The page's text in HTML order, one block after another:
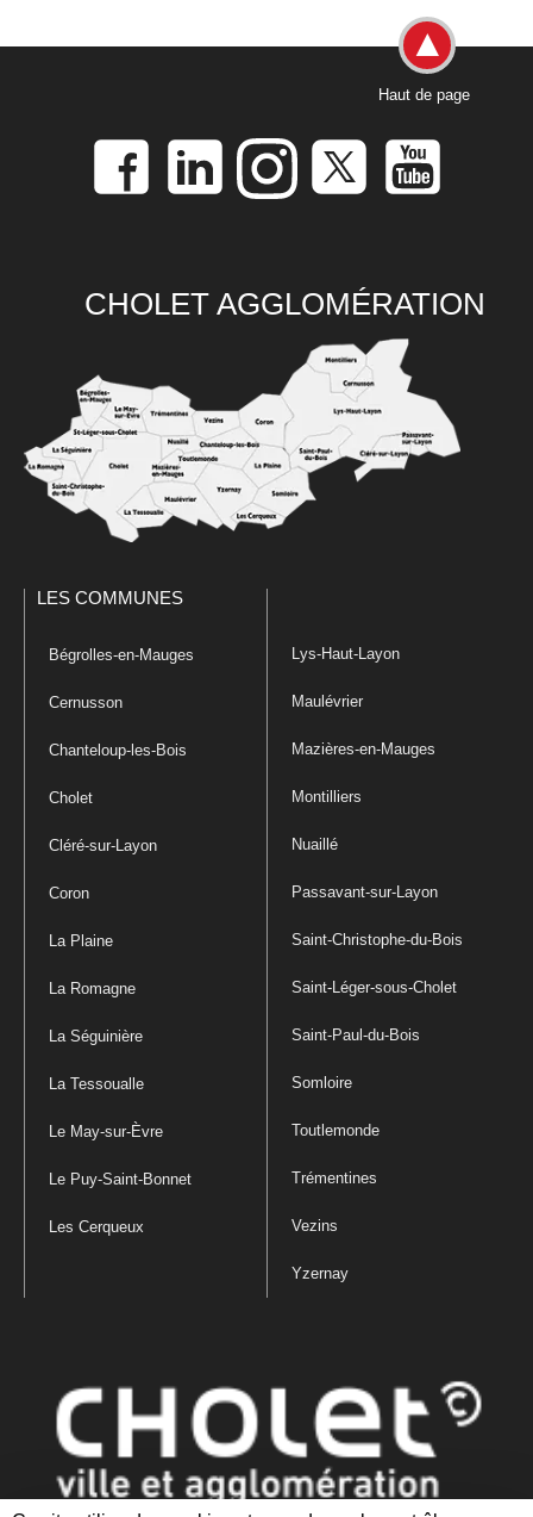
Haut de page
CHOLET AGGLOMÉRATION
LES COMMUNES
Bégrolles-en-Mauges
Cernusson
Chanteloup-les-Bois
Cholet
Cléré-sur-Layon
Coron
La Plaine
La Romagne
La Séguinière
La Tessoualle
Le May-sur-Èvre
Le Puy-Saint-Bonnet
Les Cerqueux
Lys-Haut-Layon
Maulévrier
Mazières-en-Mauges
Montilliers
Nuaillé
Passavant-sur-Layon
Saint-Christophe-du-Bois
Saint-Léger-sous-Cholet
Saint-Paul-du-Bois
Somloire
Toutlemonde
Trémentines
Vezins
Yzernay